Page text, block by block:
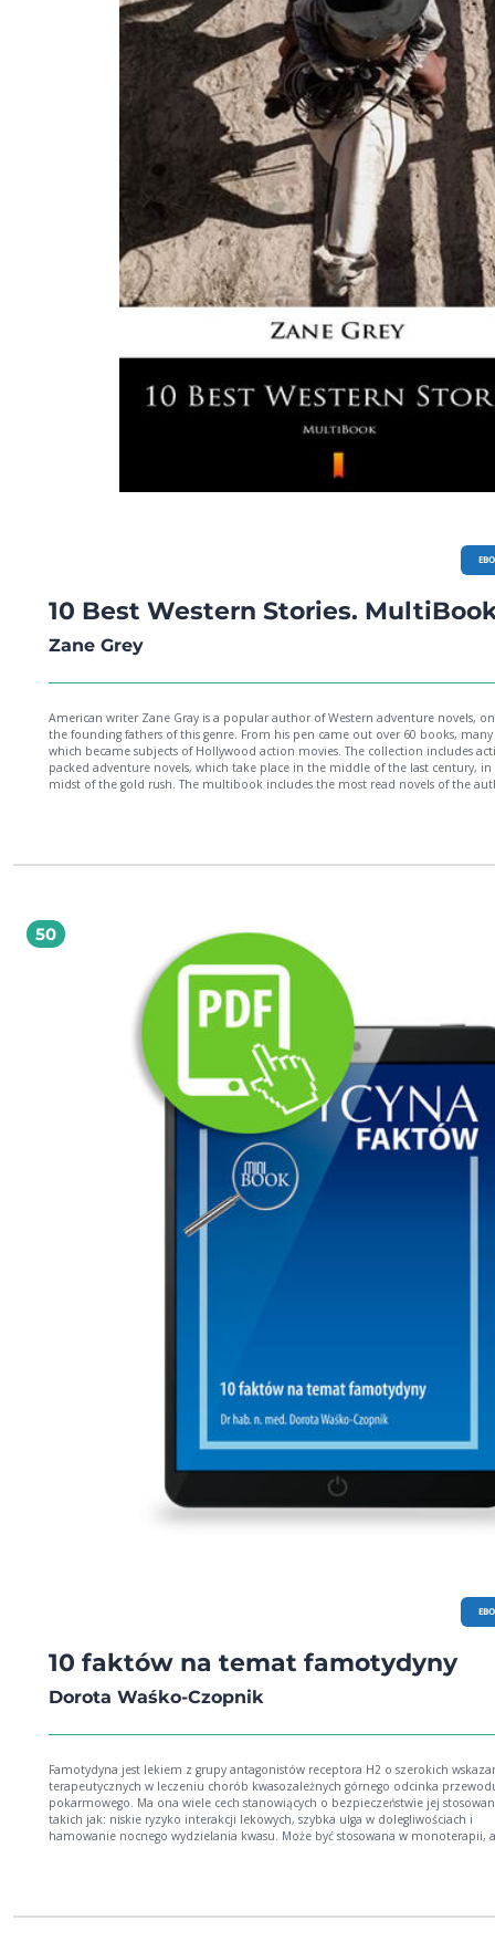
10 Best Western Stories.
Zane Grey
American writer Zane Gray is a popular author of Western adventure novels,
the founding fathers of this genre. From his pen came out over 60 books,
which became subjects of Hollywood action movies. The collection includes
packed adventure novels, which take place in the middle of the last century, in
midst of the gold rush. The multibook includes the most read novels of the
50
10 faktów na temat famotydyny
Dorota Waśko-Czopnik
Famotydyna jest lekiem z grupy antagonistów receptora H2 o szerokich
terapeutycznych w leczeniu chorób kwasozależnych górnego odcinka
pokarmowego. Ma ona wiele cech stanowiących o bezpieczeństwie jej
takich jak: niskie ryzyko interakcji lekowych, szybka ulga w dolegliwościach i
hamowanie nocnego wydzielania kwasu. Może być stosowana w monoterapii,